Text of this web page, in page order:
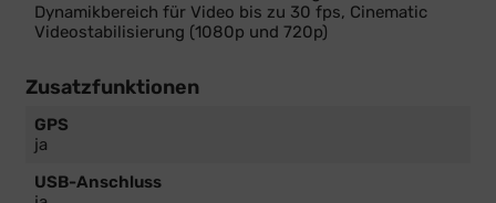
Dynamikbereich für Video bis zu 30 fps, Cinematic
Video­stabilisierung (1080p und 720p)
Zusatzfunktionen
GPS
ja
USB-Anschluss